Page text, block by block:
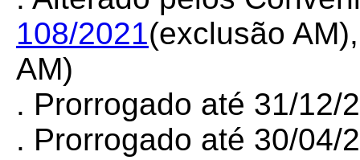
108/2021(exclusão
AM)
. Prorrogado até 31/
. Prorrogado até 30/04/